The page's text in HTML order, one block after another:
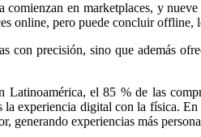
en marketplaces, y
online, pero puede concluir
con precisión, sino que además
el 85 % de las
experiencia digital con la física.
generando experiencias más